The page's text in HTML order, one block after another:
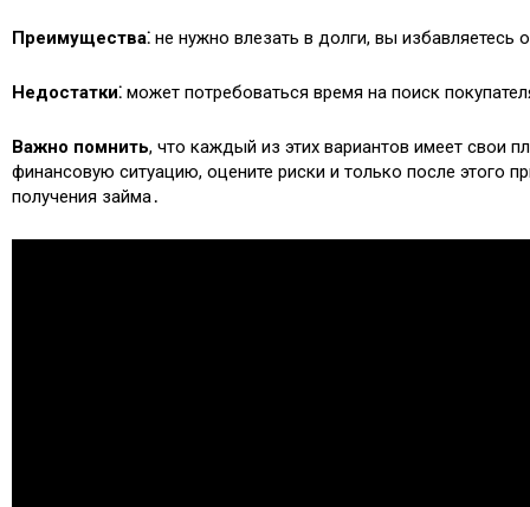
Преимущества⁚ не нужно влезать в долги, вы избавляетесь
Недостатки⁚ может потребоваться время на поиск
Важно помнить, что каждый из этих вариантов имеет свои
финансовую ситуацию, оцените риски и только после этого
получения займа․